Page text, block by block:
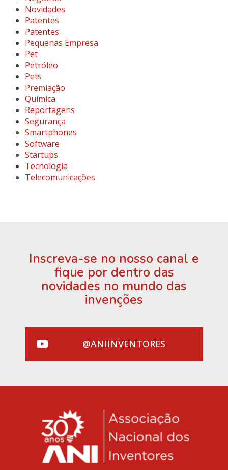
Novidades
Patentes
Patentes
Pequenas Empresa
Pet
Petróleo
Pets
Premiação
Química
Reportagens
Segurança
Smartphones
Software
Startups
Tecnologia
Telecomunicações
Inscreva-se no nosso canal e
fique por dentro das
novidades no mundo das
invenções
@ANIINVENTORES